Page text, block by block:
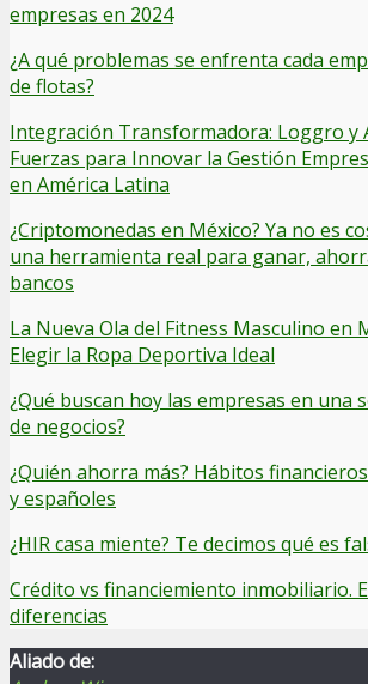
empresas en 2024
¿A qué problemas se enfrenta cada
de flotas?
Integración Transformadora: Loggro y
Fuerzas para Innovar la Gestión
en América Latina
¿Criptomonedas en México? Ya no es
una herramienta real para ganar,
bancos
La Nueva Ola del Fitness Masculino en
Elegir la Ropa Deportiva Ideal
¿Qué buscan hoy las empresas en una
de negocios?
¿Quién ahorra más? Hábitos
y españoles
¿HIR casa miente? Te decimos qué es
Crédito vs financiemiento inmobiliario.
diferencias
Aliado de: